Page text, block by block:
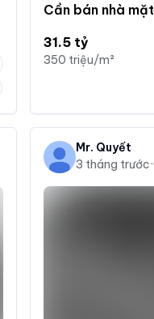
Cần bán nhà
31.5 tỷ
350 triệu/m²
Mr. Quyết
3 tháng trước·